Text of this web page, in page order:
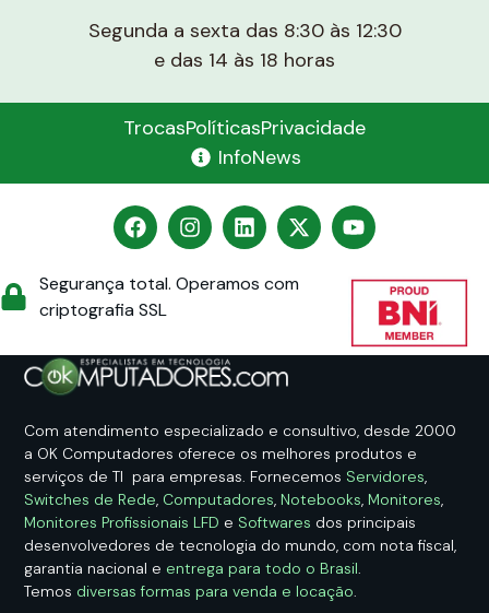
Segunda a sexta das 8:30 às 12:30
e das 14 às 18 horas
TrocasPolíticasPrivacidade
InfoNews
Segurança total. Operamos com
criptografia SSL
Com atendimento especializado e consultivo, desde 2000
a OK Computadores oferece os melhores produtos e
serviços de TI para empresas. Fornecemos Servidores,
Switches de Rede, Computadores, Notebooks, Monitores,
Monitores Profissionais LFD e Softwares dos principais
desenvolvedores de tecnologia do mundo, com nota fiscal,
garantia nacional e entrega para todo o Brasil.
Temos diversas formas para venda e locação.